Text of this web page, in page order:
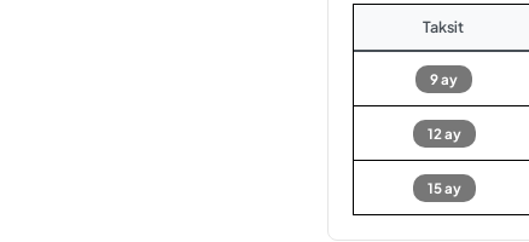
Taksit
9 ay
12 ay
15 ay